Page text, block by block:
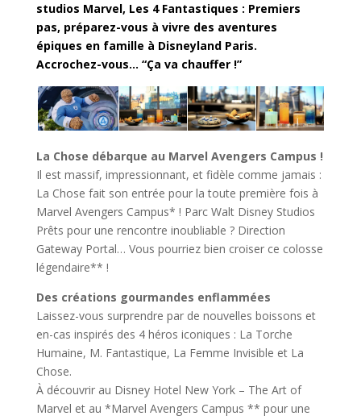
studios Marvel, Les 4 Fantastiques : Premiers
pas, préparez-vous à vivre des aventures
épiques en famille à Disneyland Paris.
Accrochez-vous… “Ça va chauffer !”
La Chose débarque au Marvel Avengers Campus !
Il est massif, impressionnant, et fidèle comme jamais :
La Chose fait son entrée pour la toute première fois à
Marvel Avengers Campus* ! Parc Walt Disney Studios
Prêts pour une rencontre inoubliable ? Direction
Gateway Portal… Vous pourriez bien croiser ce colosse
légendaire** !
Des créations gourmandes enflammées
Laissez-vous surprendre par de nouvelles boissons et
en-cas inspirés des 4 héros iconiques : La Torche
Humaine, M. Fantastique, La Femme Invisible et La
Chose.
À découvrir au Disney Hotel New York – The Art of
Marvel et au *Marvel Avengers Campus ** pour une